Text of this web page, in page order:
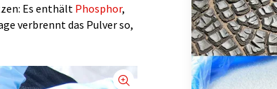
Es enthält Phosphor,
verbrennt das Pulver so,